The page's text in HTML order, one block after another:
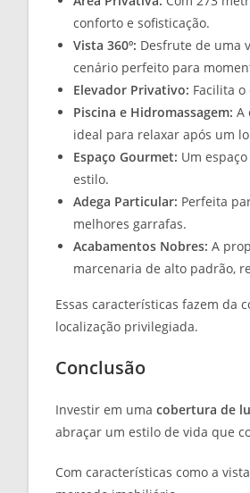
conforto e sofisticação.
Vista 360º: Desfrute de uma
cenário perfeito para
Elevador Privativo: Facilita
Piscina e Hidromassagem: A
ideal para relaxar após um
Espaço Gourmet: Um
estilo.
Adega Particular: Perfeita
melhores garrafas.
Acabamentos Nobres: A
marcenaria de alto padrão,
Essas características fazem da
localização privilegiada.
Conclusão
Investir em uma cobertura de
abraçar um estilo de vida que
Com características como a